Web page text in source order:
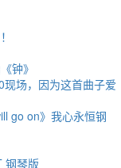
钟》
现场，因为这首曲子爱
go on》我心永恒钢
钢琴版